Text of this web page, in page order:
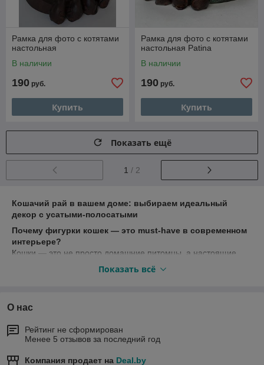
Рамка для фото с котятами
настольная
В наличии
190 руб.
Купить
Рамка для фото с котятами
настольная Patina
В наличии
190 руб.
Купить
Показать ещё
1 / 2
Кошачий рай в вашем доме: выбираем идеальный
декор с усатыми-полосатыми
Почему фигурки кошек — это must-have в современном
интерьере?
Кошки — это не просто домашние питомцы, а настоящие
символы уюта, независимости и магии. Дизайнеры всего
мира уже давно используют образ грациозных хищников для
интерьера с кошачьей тематикой, которые удовлетворят
разберем, какие тренды сейчас правят балом и что можно
приобрести для себя или в подарок заядлому кошатнику.
Тренд 2025: возвращение к истокам с
Показать всё
О нас
Рейтинг не сформирован
Менее 5 отзывов за последний год
Компания продает на Deal.by